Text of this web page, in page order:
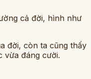
cả đời, hình như
đời, còn ta cũng thấy
vừa đáng cười.